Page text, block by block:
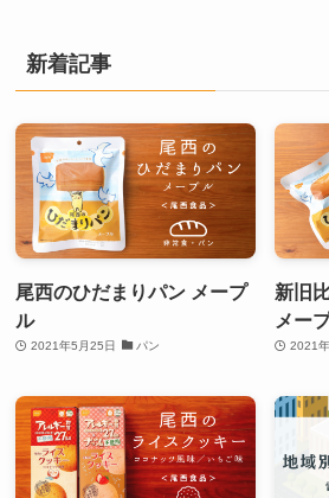
新着記事
尾西のひだまりパン メープ
ル
2021年5月25日 パン
新旧
メー
2021